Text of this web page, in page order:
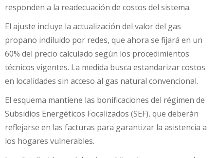
responden a la readecuación de costos del sistema.
El ajuste incluye la actualización del valor del gas
propano indiluido por redes, que ahora se fijará en un
60% del precio calculado según los procedimientos
técnicos vigentes. La medida busca estandarizar costos
en localidades sin acceso al gas natural convencional.
El esquema mantiene las bonificaciones del régimen de
Subsidios Energéticos Focalizados (SEF), que deberán
reflejarse en las facturas para garantizar la asistencia a
los hogares vulnerables.